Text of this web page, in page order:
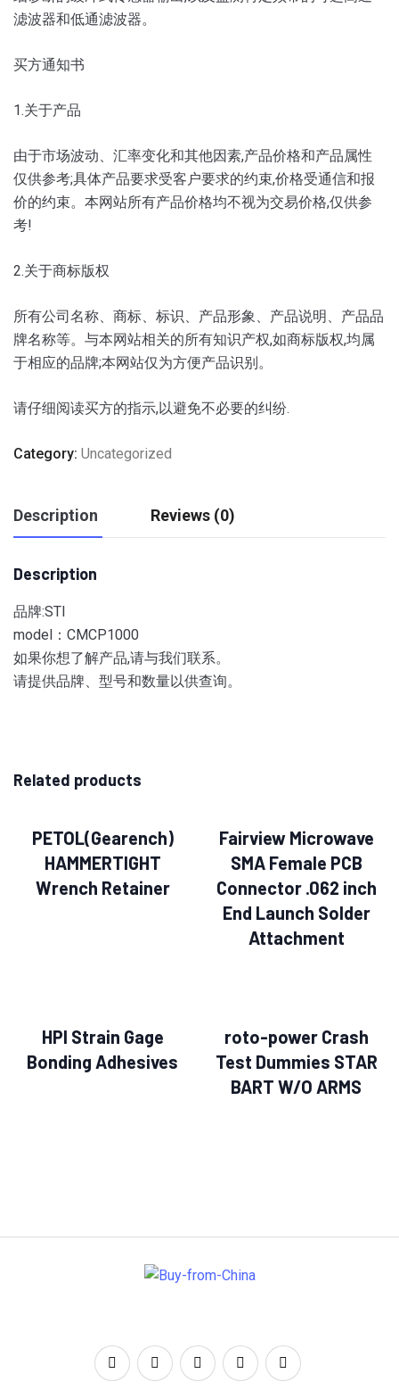
滤波器和低通滤波器。
买方通知书
1.关于产品
由于市场波动、汇率变化和其他因素,产品价格和产品属性
仅供参考;具体产品要求受客户要求的约束,价格受通信和报
价的约束。本网站所有产品价格均不视为交易价格,仅供参
考!
2.关于商标版权
所有公司名称、商标、标识、产品形象、产品说明、产品品
牌名称等。与本网站相关的所有知识产权,如商标版权,均属
于相应的品牌;本网站仅为方便产品识别。
请仔细阅读买方的指示,以避免不必要的纠纷.
Category: Uncategorized
Description Reviews (0)
Description
品牌:STI
model：CMCP1000
如果你想了解产品,请与我们联系。
请提供品牌、型号和数量以供查询。
Related products
PETOL(Gearench)
HAMMERTIGHT
Wrench Retainer
Fairview Microwave
SMA Female PCB
Connector .062 inch
End Launch Solder
Attachment
HPI Strain Gage
Bonding Adhesives
roto-power Crash
Test Dummies STAR
BART W/O ARMS